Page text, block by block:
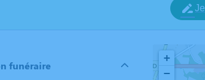
funéraire
+
−